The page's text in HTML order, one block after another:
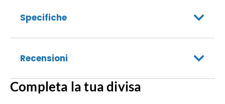
Specifiche
Recensioni
Completa la tua divisa